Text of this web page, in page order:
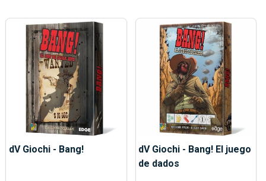
dV Giochi - Bang!
dV Giochi - Bang! El juego
de dados